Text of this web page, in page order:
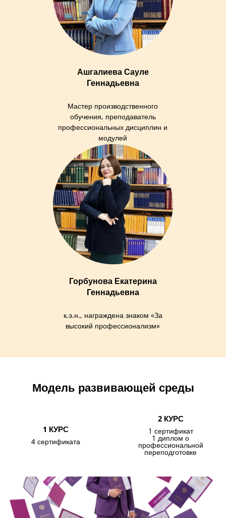
Ашгалиева Сауле
Геннадьевна
Мастер производственного
обучения, преподаватель
профессиональных дисциплин и
модулей
Горбунова Екатерина
Геннадьевна
к.э.н., награждена знаком «За
высокий профессионализм»
Модель развивающей среды
1 КУРС
4 сертификата
2 КУРС
1 сертификат
1 диплом о
профессиональной
переподготовке